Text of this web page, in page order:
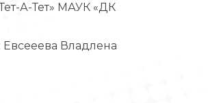
А-Тет» МАУК «ДК
Евсееева Владлена